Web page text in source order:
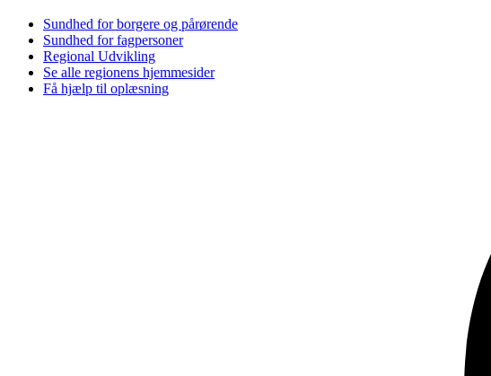
Sundhed for borgere og pårørende
Sundhed for fagpersoner
Regional Udvikling
Se alle regionens hjemmesider
Få hjælp til oplæsning